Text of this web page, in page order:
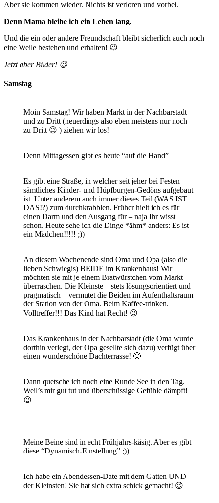
Aber sie kommen wieder. Nichts ist verloren und vorbei.
Denn Mama bleibe ich ein Leben lang.
Und die ein oder andere Freundschaft bleibt sicherlich auch noch
eine Weile bestehen und erhalten! 😉
Jetzt aber Bilder! 😉
Samstag
Moin Samstag! Wir haben Markt in der Nachbarstadt –
und zu Dritt (neuerdings also eben meistens nur noch
zu Dritt 😉 ) ziehen wir los!
Denn Mittagessen gibt es heute “auf die Hand”
Es gibt eine Straße, in welcher seit jeher bei Festen
sämtliches Kinder- und Hüpfburgen-Gedöns aufgebaut
ist. Unter anderem auch immer dieses Teil (WAS IST
DAS!?) zum durchkrabblen. Früher hielt ich es für
einen Darm und den Ausgang für – naja Ihr wisst
schon. Heute sehe ich die Dinge *ähm* anders: Es ist
ein Mädchen!!!!! ;))
An diesem Wochenende sind Oma und Opa (also die
lieben Schwiegis) BEIDE im Krankenhaus! Wir
möchten sie mit je einem Bratwürstchen vom Markt
überraschen. Die Kleinste – stets lösungsorientiert und
pragmatisch – vermutet die Beiden im Aufenthaltsraum
der Station von der Oma. Beim Kaffee-trinken.
Volltreffer!!! Das Kind hat Recht! 😉
Das Krankenhaus in der Nachbarstadt (die Oma wurde
dorthin verlegt, der Opa gesellte sich dazu) verfügt über
einen wunderschöne Dachterrasse! 🙂
Dann quetsche ich noch eine Runde See in den Tag.
Weil’s mir gut tut und überschüssige Gefühle dämpft!
😉
Meine Beine sind in echt Frühjahrs-käsig. Aber es gibt
diese “Dynamisch-Einstellung” ;))
Ich habe ein Abendessen-Date mit dem Gatten UND
der Kleinsten! Sie hat sich extra schick gemacht! 😉